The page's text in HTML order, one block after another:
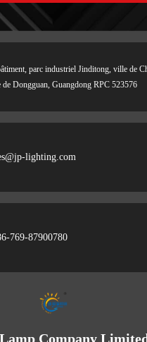
parc industriel Jinditong, ville de
de Dongguan, Guangdong RPC 523576
lighting.com
769-87900780
Company